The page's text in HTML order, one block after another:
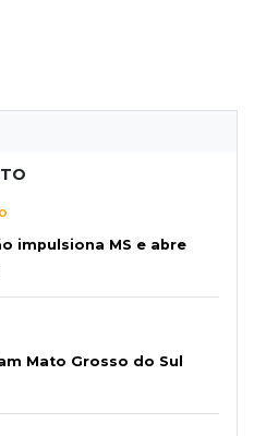
impulsiona MS e abre
Mato Grosso do Sul